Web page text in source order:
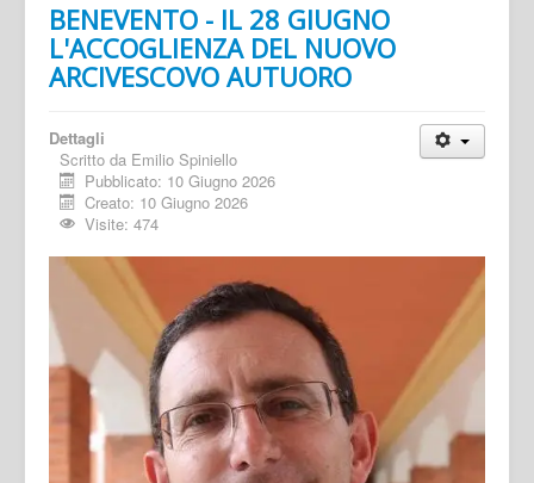
BENEVENTO - IL 28 GIUGNO
L'ACCOGLIENZA DEL NUOVO
ARCIVESCOVO AUTUORO
Dettagli
Scritto da Emilio Spiniello
Pubblicato: 10 Giugno 2026
Creato: 10 Giugno 2026
Visite: 474